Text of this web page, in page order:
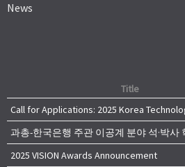
News
Title
2025 VISION Awards Announcement